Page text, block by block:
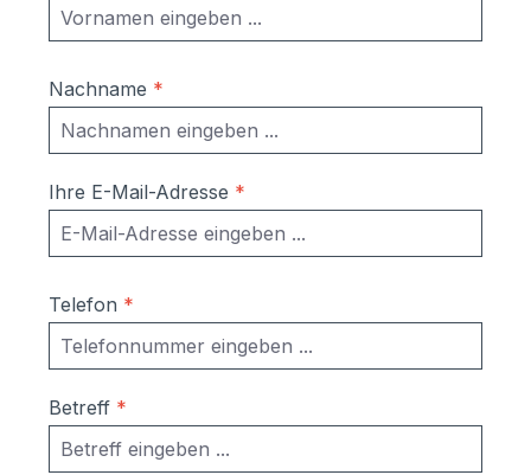
Nachname *
Ihre E-Mail-Adresse *
Telefon *
Betreff *